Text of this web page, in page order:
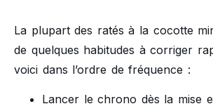
La plupart des ratés à la cocotte
de quelques habitudes à corriger
voici dans l’ordre de fréquence :
Lancer le chrono dès la mise